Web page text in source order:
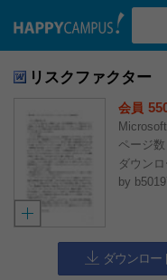
リスクファクター
会員
ページ数
ダウン
by
ダウンロー